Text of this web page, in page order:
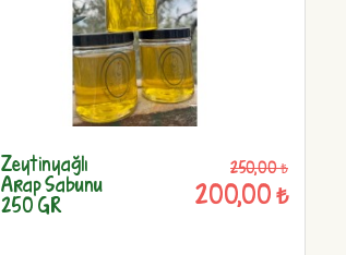
Zeytinyağlı
Arap Sabunu
250 GR
250,00 ₺
200,00 ₺